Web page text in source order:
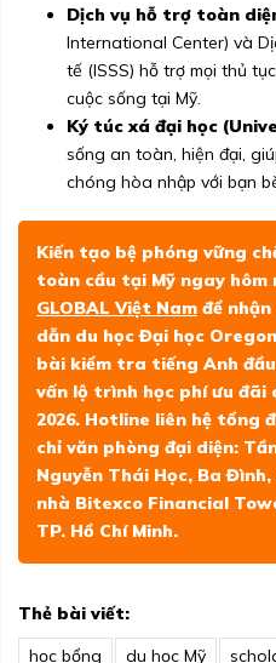
Dịch vụ hỗ trợ toàn
International Center) và
tế (ISSS) hỗ trợ mọi thủ
cuộc sống tại Mỹ.
Ký túc xá đại học
sống an toàn, hiện đại,
chóng hòa nhập với bạn
Kiến tạo bệ phóng vững
toàn cầu tại Mỹ ngay hôm
GLOBAL Việt Nam để
dẫn du học Đại học
bài kiểm tra tiếng Anh
vấn lộ trình học phí ưu đãi
2026. Hotline liên hệ tổng
chỉ văn phòng đại diện:
Nguyễn Thái Học, Ba
nhà Bitexco Financial
TP. Hồ Chí Minh.
Thẻ bài viết:
học bổng
du học Mỹ